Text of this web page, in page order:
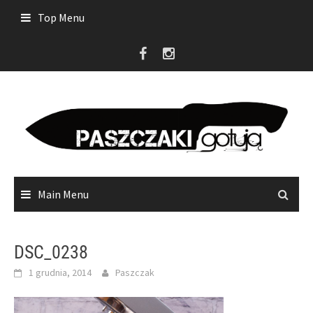
Top Menu
Main Menu
DSC_0238
1 grudnia, 2014 Paszczak